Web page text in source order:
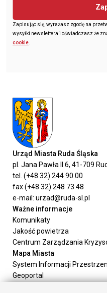
Zapisując się, wyrażasz zgodę na
wysyłki newslettera i oświadczasz że
cookie.
Urząd Miasta Ruda Śląska
pl. Jana Pawła II 6, 41-709
tel. (+48 32) 244 90 00
fax (+48 32) 248 73 48
e-mail: urzad@ruda-sl.pl
Ważne informacje
Komunikaty
Jakość powietrza
Centrum Zarządzania
Mapa Miasta
System Informacji
Geoportal